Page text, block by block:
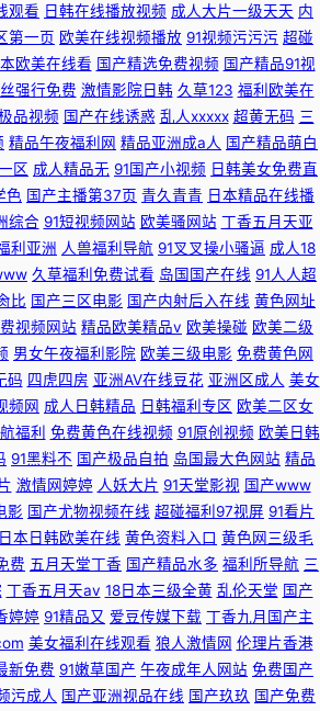
观看 日韩在线播放视频 成人大片一级天天 内
第一页 欧美在线视频播放 91视频污污污 超碰
欧美在线看 国产精选免费视频 国产精品91视
强行免费 激情影院日韩 久草123 福利欧美在
品视频 国产在线诱惑 乱人xxxxx 超黄无码 三
精品午夜福利网 精品亚洲成a人 国产精品萌白
区 成人精品无 91国产小视频 日韩美女免费直
色 国产主播第37页 青久青青 日本精品在线播
综合 91短视频网站 欧美骚网站 丁香五月天亚
利亚洲 人兽福利导航 91叉叉操小骚逼 成人18
久草福利免费试看 岛国国产在线 91人人超
比 国产三区电影 国产内射后入在线 黄色网址
视频网站 精品欧美精品v 欧美操碰 欧美二级
男女午夜福利影院 欧美三级电影 免费黄色网
码 四虎四房 亚洲AV在线豆花 亚洲区成人 美女
频网 成人日韩精品 日韩福利专区 欧美二区女
福利 免费黄色在线视频 91原创视频 欧美日韩
91黑料不 国产极品自拍 岛国最大色网站 精品
激情网婷婷 人妖大片 91天堂影视 国产www
影 国产尤物视频在线 超碰福利97视屏 91看片
日本日韩欧美在线 黄色资料入口 黄色网三级毛
费 五月天堂丁香 国产精品水多 福利所导航 三
丁香五月天av 18日本三级全黄 乱伦天堂 国产
婷婷 91精品又 爱豆传媒下载 丁香九月国产主
美女福利在线观看 狼人激情网 伦理片香港
新免费 91嫩草国产 午夜成年人网站 免费国产
污成人 国产亚洲视品在线 国产玖玖 国产免费